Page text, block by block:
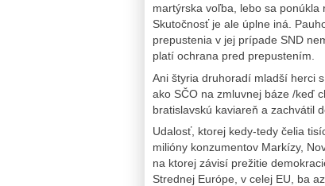
martýrska voľba, lebo sa
Skutočnosť je ale úplne iná.
prepustenia v jej prípade SND
platí ochrana pred prepustením.
Ani štyria druhoradí mladší herci
ako SČO na zmluvnej báze /keď
bratislavskú kaviareň a zachvátil
Udalosť, ktorej kedy-tedy čelia
milióny konzumentov Markízy,
na ktorej závisí prežitie
Strednej Európe, v celej EU, ba